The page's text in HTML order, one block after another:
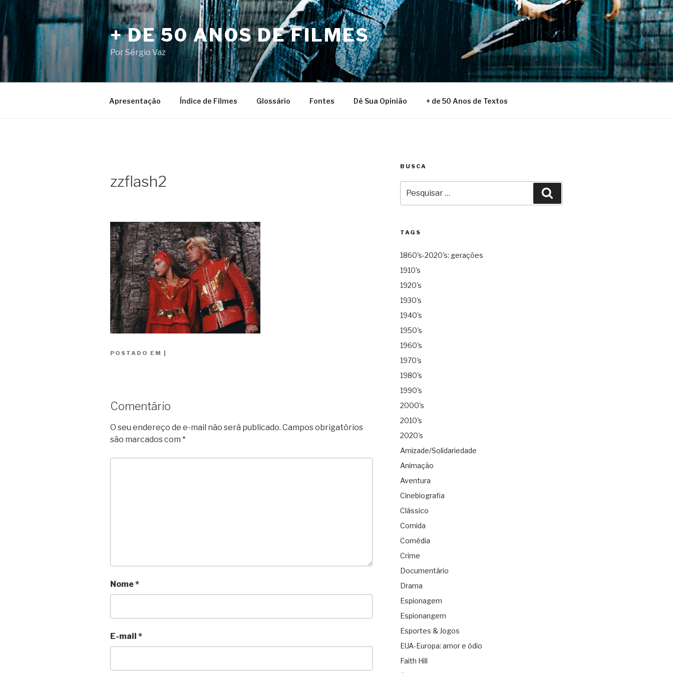
para
o
conteúdo
+ DE 50 ANOS DE FILMES
Por Sérgio Vaz
Apresentação Índice de Filmes Glossário Fontes Dê Sua Opinião + de 50 Anos de Textos
zzflash2
POSTADO EM
Comentário
O seu endereço de e-mail não será publicado. Campos obrigatórios
são marcados com *
Nome*
E-mail *
BUSCA
por:
TAGS
1860's-2020's: gerações
1910's
1920's
1930's
1940's
1950's
1960's
1970's
1980's
1990's
2000's
2010's
2020's
Amizade/Solidariedade
Animação
Aventura
Cinebiografia
Clássico
Comida
Comédia
Crime
Documentário
Drama
Espionagem
Espionangem
Esportes & Jogos
EUA-Europa: amor e ódio
Faith Hill